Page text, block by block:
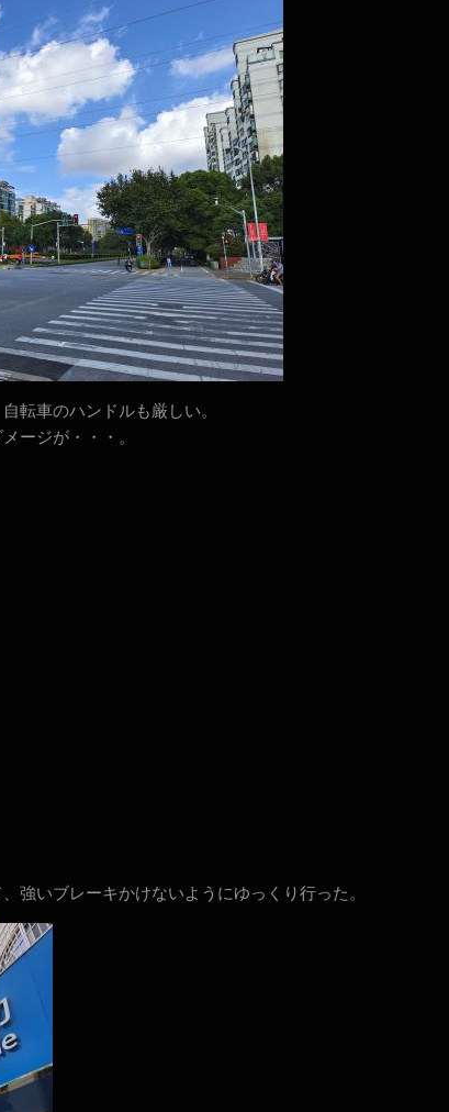
転車のハンドルも厳しい。
ージが・・・。
強いブレーキかけないようにゆっくり行った。